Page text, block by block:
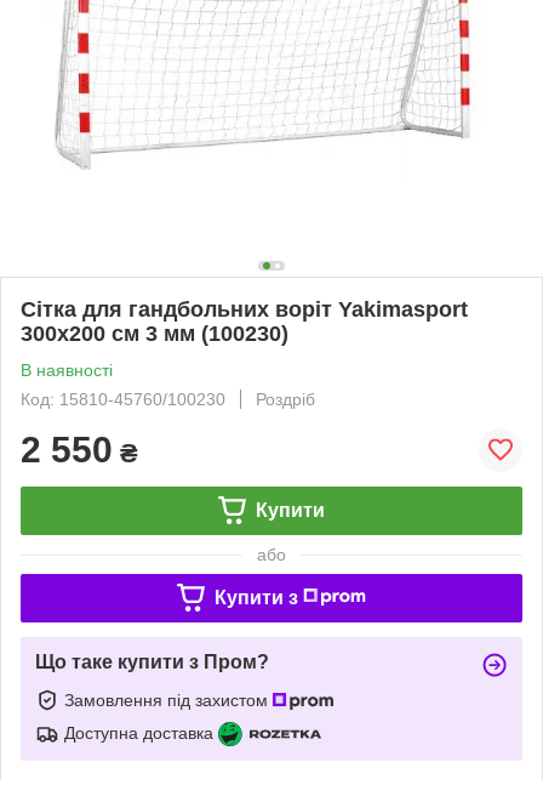
Сітка для гандбольних воріт Yakimasport
300х200 см 3 мм (100230)
В наявності
Код: 15810-45760/100230
Роздріб
2 550 ₴
Купити
або
Купити з
Що таке купити з Пром?
Замовлення під захистом
Доступна доставка